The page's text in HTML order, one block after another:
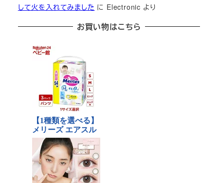
して火を入れてみました に Electronic より
お買い物はこちら